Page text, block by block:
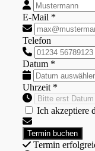
E-Mail *
Telefon
Datum *
Uhrzeit *
Ich akzeptiere
Termin